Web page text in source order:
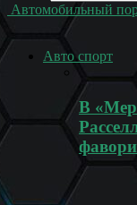
Автомобильный
Авто спорт
В